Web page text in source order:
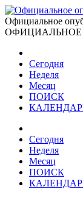
Официальное
Сегодня
Неделя
Месяц
ПОИСК
Сегодня
Неделя
Месяц
ПОИСК